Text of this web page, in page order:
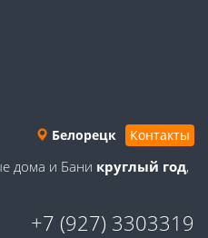
Белорецк Контакты
дома и Бани круглый год,
+7 (927) 3303319